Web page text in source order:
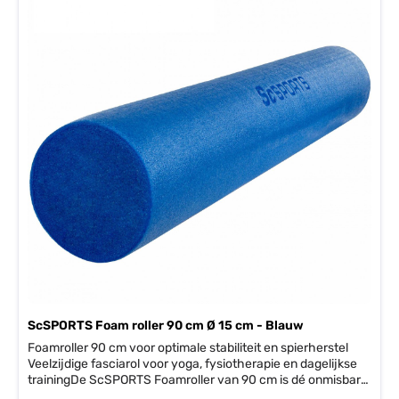
gram• Kleur: blauw• Materiaal: vinyl• Ø: 25 cm• Inclusief
ScSPORTS Foam roller 90 cm Ø 15 cm - Blauw
Foamroller 90 cm voor optimale stabiliteit en spierherstel
Veelzijdige fasciarol voor yoga, fysiotherapie en dagelijkse
trainingDe ScSPORTS Foamroller van 90 cm is dé onmisbare